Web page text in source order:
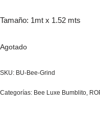
Tamaño: 1mt x 1.52 mts
Agotado
SKU: BU-Bee-Grind
Categorías: Bee Luxe Bumblito,